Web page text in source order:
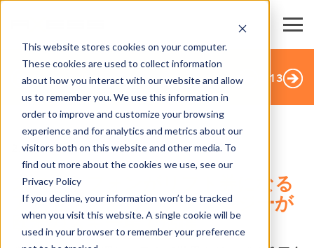
This website stores cookies on your computer.
These cookies are used to collect information
about how you interact with our website and allow
us to remember you. We use this information in
order to improve and customize your browsing
experience and for analytics and metrics about our
visitors both on this website and other media. To
find out more about the cookies we use, see our
Privacy Policy
If you decline, your information won’t be tracked
when you visit this website. A single cookie will be
used in your browser to remember your preference
ニュース･ダウンロードに戻る 13
2.03.2023
スマートフォンがリフト券になる
アクセスの新しいテクノロジーが
欧米のスキー場で活躍